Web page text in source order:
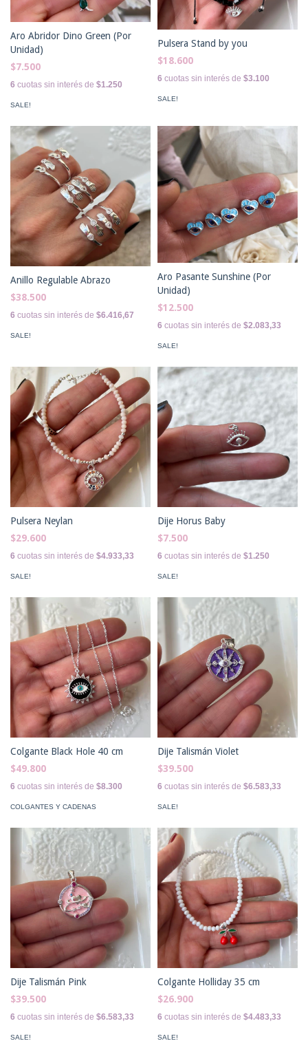
Aro Abridor Dino Green (Por
Unidad)
$7.500
6 cuotas sin interés de $1.250
SALE!
Pulsera Stand by you
$18.600
6 cuotas sin interés de $3.100
SALE!
Anillo Regulable Abrazo
$38.500
6 cuotas sin interés de $6.416,67
SALE!
Aro Pasante Sunshine (Por
Unidad)
$12.500
6 cuotas sin interés de $2.083,33
SALE!
Pulsera Neylan
$29.600
6 cuotas sin interés de $4.933,33
SALE!
Dije Horus Baby
$7.500
6 cuotas sin interés de $1.250
SALE!
Colgante Black Hole 40 cm
$49.800
6 cuotas sin interés de $8.300
COLGANTES Y CADENAS
Dije Talismán Violet
$39.500
6 cuotas sin interés de $6.583,33
SALE!
Dije Talismán Pink
$39.500
6 cuotas sin interés de $6.583,33
SALE!
Colgante Holliday 35 cm
$26.900
6 cuotas sin interés de $4.483,33
SALE!